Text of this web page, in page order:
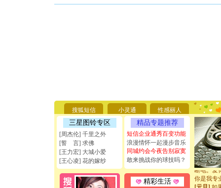
搜狐短信 小灵通 性感丽人
三星图铃专区
[周杰伦] 千里之外
[誓 言] 求佛
[王力宏] 大城小爱
[王心凌] 花的嫁纱
精品专题推荐
短信企业通秀百变功能
浪漫情怀一起漫步音乐
同城约会今夜告别寂寞
敢来挑战你的球技吗？
精彩生活
你太多，
要平安
[圣诞节]
能正大光
天都要快
[圣诞节]
如意,快
[元旦]看
断电。爱
你是我专
[元旦] 如